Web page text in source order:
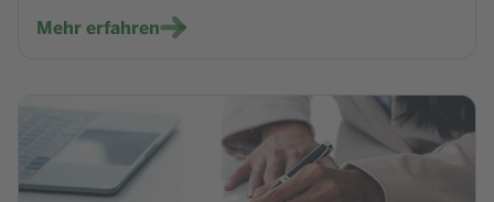
Mehr erfahren
Zur Veranstaltung NRW.BANK.Seminar - Klimaschutz